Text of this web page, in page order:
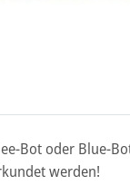
Bot oder Blue-
werden!